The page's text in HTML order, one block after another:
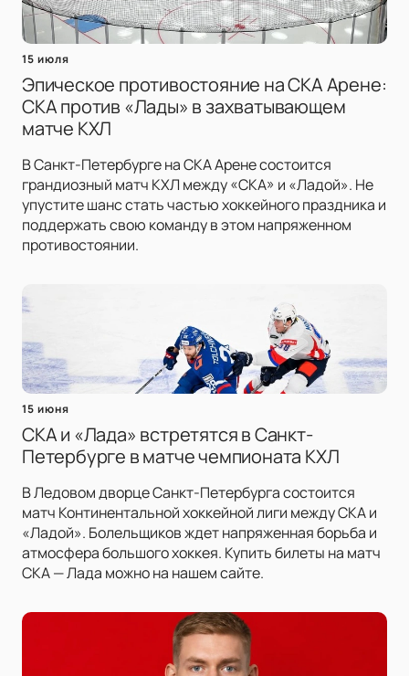
15 июля
Эпическое противостояние на СКА Арене:
СКА против «Лады» в захватывающем
матче КХЛ
В Санкт-Петербурге на СКА Арене состоится
грандиозный матч КХЛ между «СКА» и «Ладой». Не
упустите шанс стать частью хоккейного праздника и
поддержать свою команду в этом напряженном
противостоянии.
15 июня
СКА и «Лада» встретятся в Санкт-
Петербурге в матче чемпионата КХЛ
В Ледовом дворце Санкт-Петербурга состоится
матч Континентальной хоккейной лиги между СКА и
«Ладой». Болельщиков ждет напряженная борьба и
атмосфера большого хоккея. Купить билеты на матч
СКА — Лада можно на нашем сайте.